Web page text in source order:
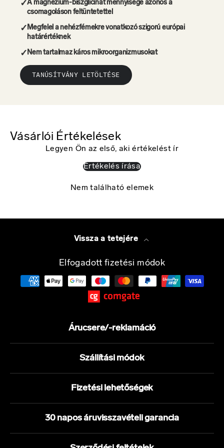
feledékenység
Praktikus kapszulák otthonra és utazáshoz is
Természetes összetevőket tartalmaz, felesleges adalék-
és színezőanyagok nélkül
✓A magnézium-biszglicinát mennyisége azonos a
csomagoláson feltüntetettel
✓ Megfelel a nehézfémekre vonatkozó szigorú európai
határértéknek
✓ Nem tartalmaz káros mikroorganizmusokat
TANÚSÍTVÁNY LETÖLTÉSE
Vásárlói Értékelések
Legyen Ön az első, aki értékelést ír
Értékelés írása
Nem található elemek
Vissza a tetejére
Elfogadott fizetési módok
Árucsere/-reklamáció
Szállítási módok
Fizetési lehetőségek
30 napos áruvisszavételi garancia